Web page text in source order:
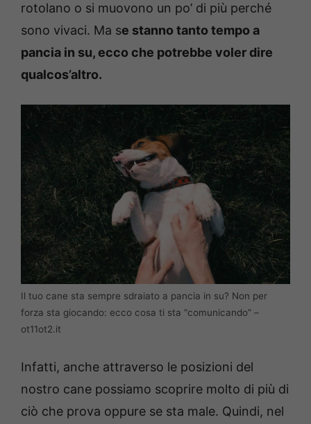
rotolano o si muovono un po’ di più perché
sono vivaci. Ma se stanno tanto tempo a
pancia in su, ecco che potrebbe voler dire
qualcos’altro.
Il tuo cane sta sempre sdraiato a pancia in su? Non per
forza sta giocando: ecco cosa ti sta “comunicando” –
ot11ot2.it
Infatti, anche attraverso le posizioni del
nostro cane possiamo scoprire molto di più di
ciò che prova oppure se sta male. Quindi, nel